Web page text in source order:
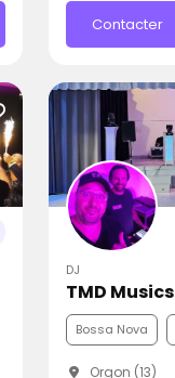
Contacter
DJ
TMD Musics
Bossa Nova
Orgon (13)